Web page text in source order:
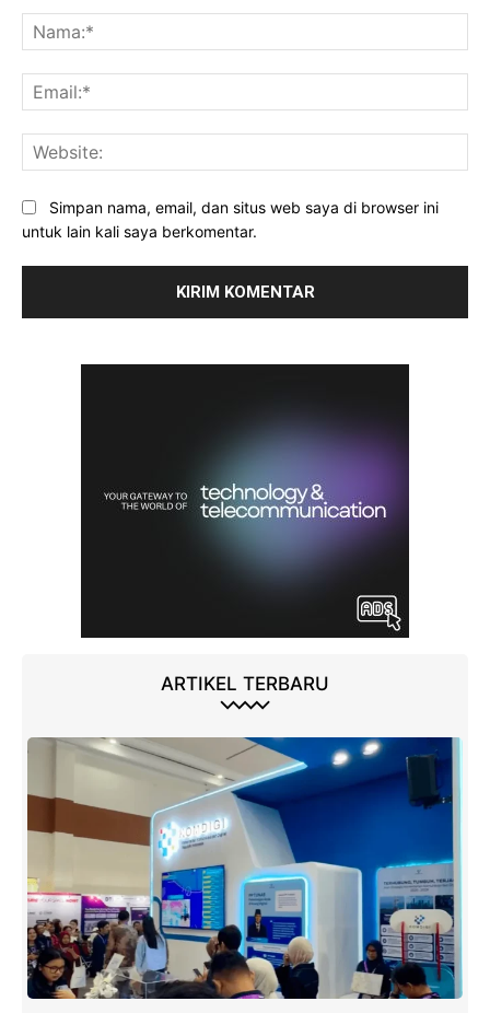
Simpan nama, email, dan situs web saya di browser ini
untuk lain kali saya berkomentar.
ARTIKEL TERBARU